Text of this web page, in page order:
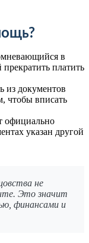
в
платить
из документов
чтобы вписать
официально
указан другой
не
Это значит
финансами и